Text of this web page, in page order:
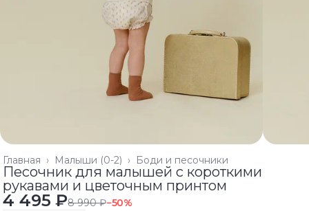
Боди и песочники
Малыши (0-2) ›
Главная ›
Песочник для малышей с короткими
рукавами и цветочным принтом
4 495 ₽8 990 ₽−50%